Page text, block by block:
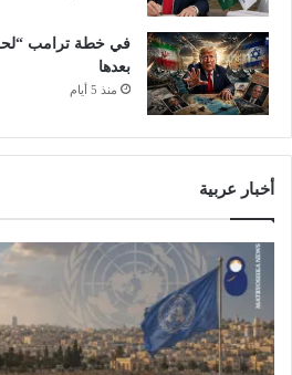
ى
ط
ه
ر
ن
في خطة ترامب
بعدها
منذ 5 أيام
أخبار عربية